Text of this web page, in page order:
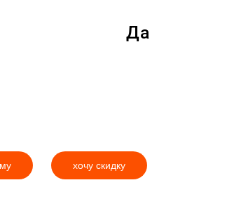
Да
хочу скидку